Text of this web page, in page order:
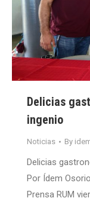
Delicias
ingenio
Noticias By
Delicias
Por Ídem
Prensa RUM